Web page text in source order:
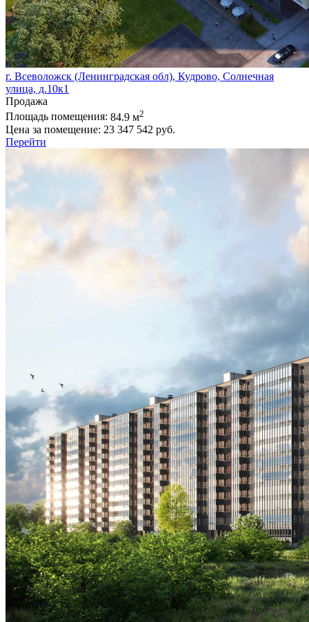
г. Всеволожск (Ленинградская обл), Кудрово, Солнечная
улица, д.10к1
Продажа
Площадь помещения: 84.9 м2
Цена за помещение: 23 347 542 руб.
Перейти